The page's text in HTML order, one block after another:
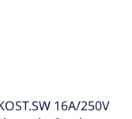
16A/250V